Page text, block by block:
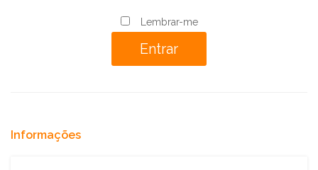
Lembrar-me
Informações